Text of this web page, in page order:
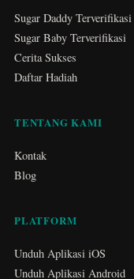
Sugar Daddy Terverifikasi
Sugar Baby Terverifikasi
Cerita Sukses
Daftar Hadiah
TENTANG KAMI
Kontak
Blog
PLATFORM
Unduh Aplikasi iOS
Unduh Aplikasi Android